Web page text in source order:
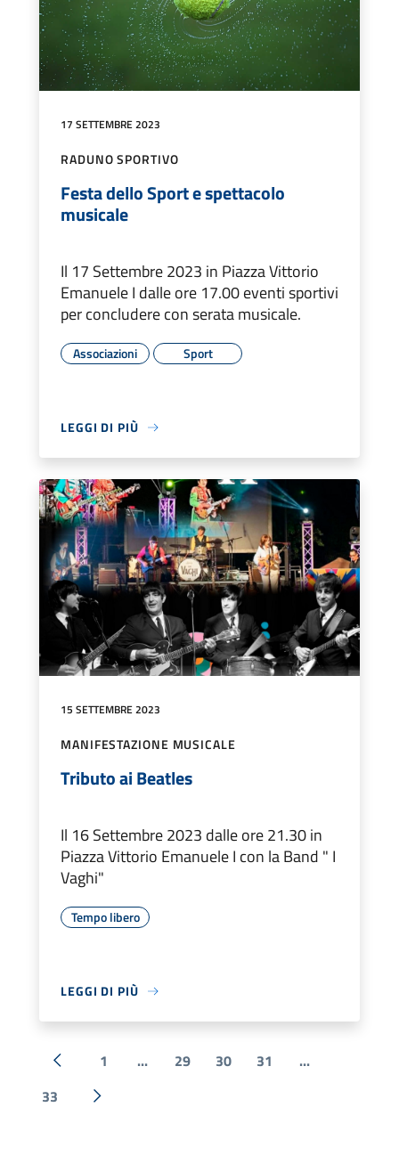
17 SETTEMBRE 2023
RADUNO SPORTIVO
Festa dello Sport e spettacolo
musicale
Il 17 Settembre 2023 in Piazza Vittorio
Emanuele I dalle ore 17.00 eventi sportivi
per concludere con serata musicale.
Associazioni Sport
LEGGI DI PIÙ
15 SETTEMBRE 2023
MANIFESTAZIONE MUSICALE
Tributo ai Beatles
Il 16 Settembre 2023 dalle ore 21.30 in
Piazza Vittorio Emanuele I con la Band " I
Vaghi"
Tempo libero
LEGGI DI PIÙ
« Precedente
1 ... 29 30 31
...
33
Successiva »